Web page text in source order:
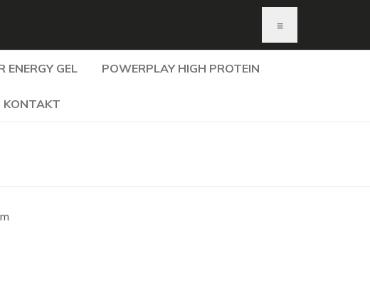
≡
ENERGY GEL POWERPLAY HIGH PROTEIN
KONTAKT